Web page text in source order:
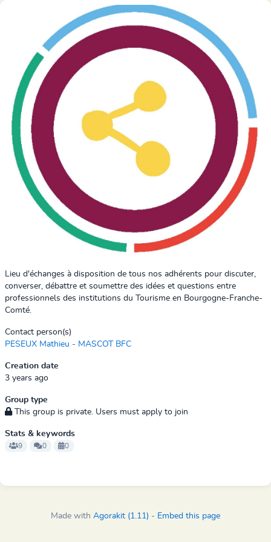
Lieu d'échanges à disposition de tous nos adhérents pour discuter,
converser, débattre et soumettre des idées et questions entre
professionnels des institutions du Tourisme en Bourgogne-Franche-
Comté.
Contact person(s)
PESEUX Mathieu - MASCOT BFC
Creation date
3 years ago
Group type
This group is private. Users must apply to join
Stats & keywords
9 0 0
Made with Agorakit (1.11) - Embed this page